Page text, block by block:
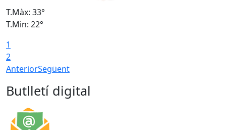
T.Màx: 33°
T.Min: 22°
1
2
AnteriorSegüent
Butlletí digital